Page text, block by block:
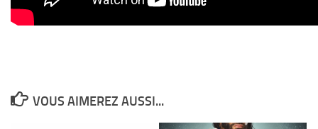
VOUS AIMEREZ AUSSI...